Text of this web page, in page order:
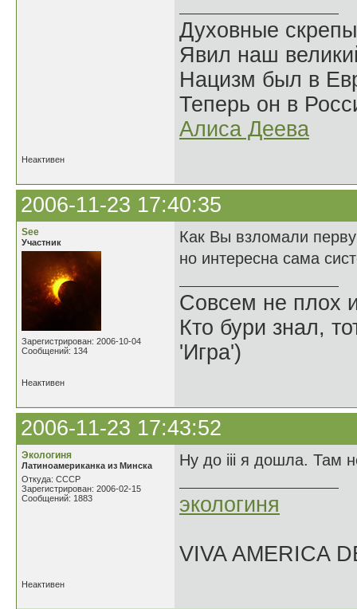
Духовные
Явил наш
Нацизм был в
Теперь он в
Алиса Деева
Неактивен
2006-11-23 17:40:35
See
Участник
Зарегистрирован: 2006-10-04
Сообщений: 134
Как Вы взломали
но интересна сама
Совсем не плох
Кто бури знал,
'Игра')
Неактивен
2006-11-23 17:43:52
Экологиня
Латиноамериканка из Минска
Откуда: СССР
Зарегистрирован: 2006-02-15
Сообщений: 1883
Ну до iii я дошла. Там
экологиня
VIVA AMERICA
Неактивен